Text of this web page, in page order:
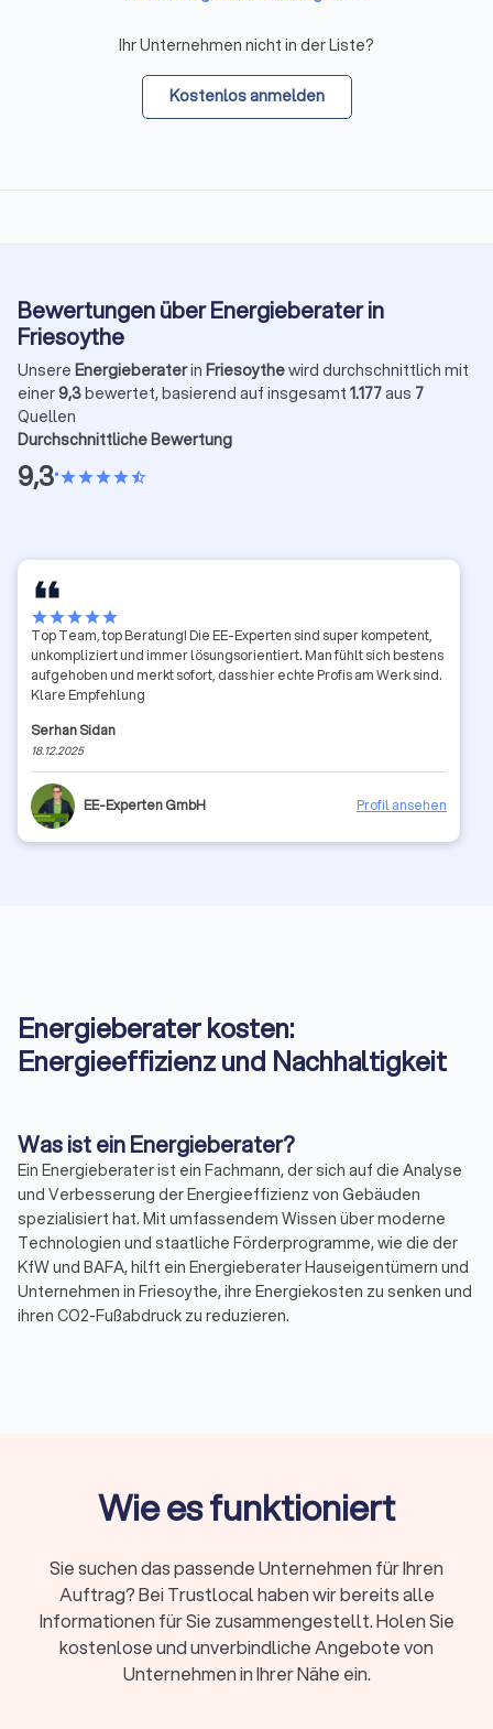
Ihr Unternehmen nicht in der Liste?
Kostenlos anmelden
Bewertungen über Energieberater in
Friesoythe
Unsere Energieberaterin Friesoythewird durchschnittlich mit
einer9,3bewertet, basierend auf insgesamt 1.177aus 7
Quellen
Durchschnittliche Bewertung
9,3•starstarstarstarstar_half
starstarstarstarstar
Top Team, top Beratung! Die EE-Experten sind super kompetent,
unkompliziert und immer lösungsorientiert. Man fühlt sich bestens
aufgehoben und merkt sofort, dass hier echte Profis am Werk sind.
Klare Empfehlung
Serhan Sidan
18.12.2025
EE-Experten GmbH Profil ansehen
Energieberater kosten:
Energieeffizienz und Nachhaltigkeit
Was ist ein Energieberater?
Ein Energieberater ist ein Fachmann, der sich auf die Analyse
und Verbesserung der Energieeffizienz von Gebäuden
spezialisiert hat. Mit umfassendem Wissen über moderne
Technologien und staatliche Förderprogramme, wie die der
KfW und BAFA, hilft ein Energieberater Hauseigentümern und
Unternehmen in Friesoythe, ihre Energiekosten zu senken und
ihren CO2-Fußabdruck zu reduzieren.
können Energieberater Einsparpotenziale identifizieren und
individuelle Sanierungsfahrpläne erstellen. Dies führt nicht
einer verbesserten Umweltbilanz.
Kosten und Förderung der Energieberatung in
Friesoythe
Wie es funktioniert
Sie suchen das passende Unternehmen für Ihren
Auftrag? Bei Trustlocal haben wir bereits alle
Informationen für Sie zusammengestellt. Holen Sie
kostenlose und unverbindliche Angebote von
Unternehmen in Ihrer Nähe ein.